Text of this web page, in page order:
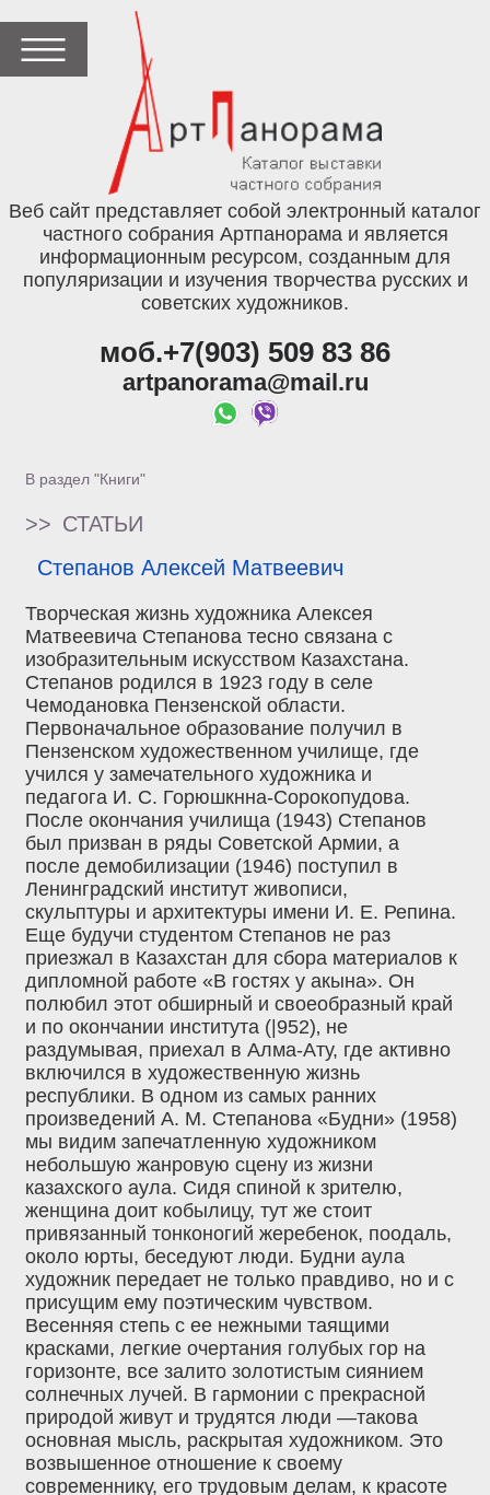
Веб сайт представляет собой электронный каталог
частного собрания Артпанорама и является
информационным ресурсом, созданным для
популяризации и изучения творчества русских и
советских художников.
моб.+7(903) 509 83 86
artpanorama@mail.ru
В раздел "Книги"
>> СТАТЬИ
Степанов Алексей Матвеевич
Творческая жизнь художника Алексея
Матвеевича Степанова тесно связана с
изобразительным искусством Казахстана.
Степанов родился в 1923 году в селе
Чемодановка Пензенской области.
Первоначальное образование получил в
Пензенском художественном училище, где
учился у замечательного художника и
педагога И. С. Горюшкнна-Сорокопудова.
После окончания училища (1943) Степанов
был призван в ряды Советской Армии, а
после демобилизации (1946) поступил в
Ленинградский институт живописи,
скульптуры и архитектуры имени И. Е. Репина.
Еще будучи студентом Степанов не раз
приезжал в Казахстан для сбора материалов к
дипломной работе «В гостях у акына». Он
полюбил этот обширный и своеобразный край
и по окончании института (|952)‚ не
раздумывая, приехал в Алма-Ату, где активно
включился в художественную жизнь
республики. В одном из самых ранних
произведений А. М. Степанова «Будни» (1958)
мы видим запечатленную художником
небольшую жанровую сцену из жизни
казахского аула. Сидя спиной к зрителю,
женщина доит кобылицу, тут же стоит
привязанный тонконогий жеребенок, поодаль,
около юрты, беседуют люди. Будни аула
художник передает не только правдиво, но и с
присущим ему поэтическим чувством.
Весенняя степь с ее нежными таящими
красками, легкие очертания голубых гор на
горизонте, все залито золотистым сиянием
солнечных лучей. В гармонии с прекрасной
природой живут и трудятся люди —такова
основная мысль, раскрытая художником. Это
возвышенное отношение к своему
современнику, его трудовым делам, к красоте